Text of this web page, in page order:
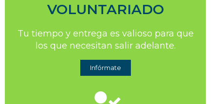
VOLUNTARIADO
Tu tiempo y entrega es valioso para que
los que necesitan salir adelante.
Infórmate